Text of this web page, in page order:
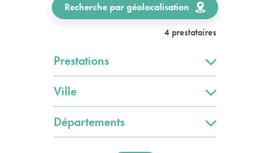
Recherche par géolocalisation
4 prestataires
Prestations
Ville
Départements